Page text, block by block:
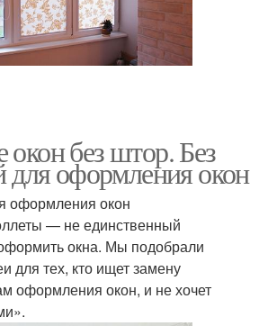
без штор. Без
для оформления окон
оформления окон
— не единственный
окна. Мы подобрали
для тех, кто ищет замену
оформления окон, и не хочет